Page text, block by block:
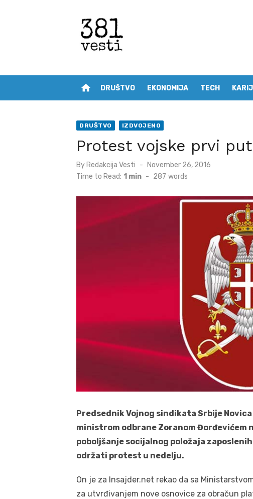
home DRUŠTVO EKONOMIJA TECH
DRUŠTVO IZDVOJENO
Protest vojske prvi put
By Redakcija Vesti
Posted
on
November 26, 2016
Time to Read: 1 min - 287 words
Predsednik Vojnog sindikata Srbije
ministrom odbrane Zoranom Đorđevićem
poboljšanje socijalnog položaja
održati protest u nedelju.
On je za Insajder.net rekao da sa
za utvrđivanjem nove osnovice za obračun